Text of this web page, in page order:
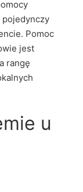
pojedynczy
Pomoc
jest
rangę
u